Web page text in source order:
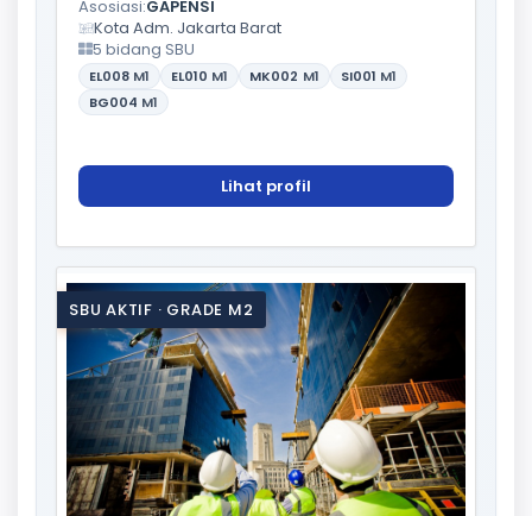
Asosiasi:GAPENSI
Kota Adm. Jakarta Barat
5 bidang SBU
EL008 M1 EL010 M1 MK002 M1 SI001 M1
BG004 M1
Lihat profil
SBU AKTIF · GRADE M2